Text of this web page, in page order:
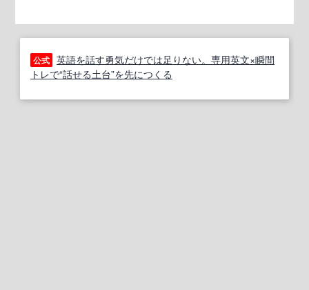
公式 英語を話す勇気だけでは足りない。専用英文×瞬間
トレで“話せる土台”を先につくる